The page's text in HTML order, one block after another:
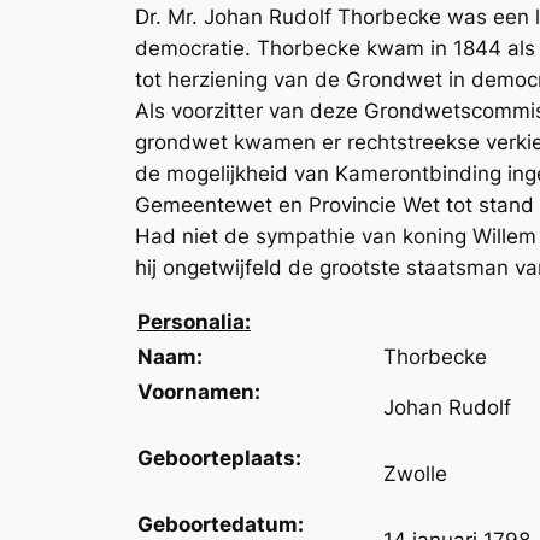
Dr. Mr. Johan Rudolf Thorbecke was
democratie. Thorbecke kwam in 1844
tot herziening van de Grondwet in
Als voorzitter van deze
grondwet kwamen er rechtstreekse
de mogelijkheid van Kamerontbinding
Gemeentewet en Provincie Wet tot
Had niet de sympathie van koning
hij ongetwijfeld de grootste staatsman
Personalia:
Naam:
Thorbecke
Voornamen:
Johan Rudolf
Geboorteplaats:
Zwolle
Geboortedatum: